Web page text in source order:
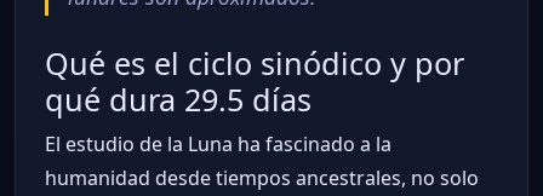
Qué es el ciclo sinódico y por
qué dura 29.5 días
El estudio de la Luna ha fascinado a la
humanidad desde tiempos ancestrales, no solo